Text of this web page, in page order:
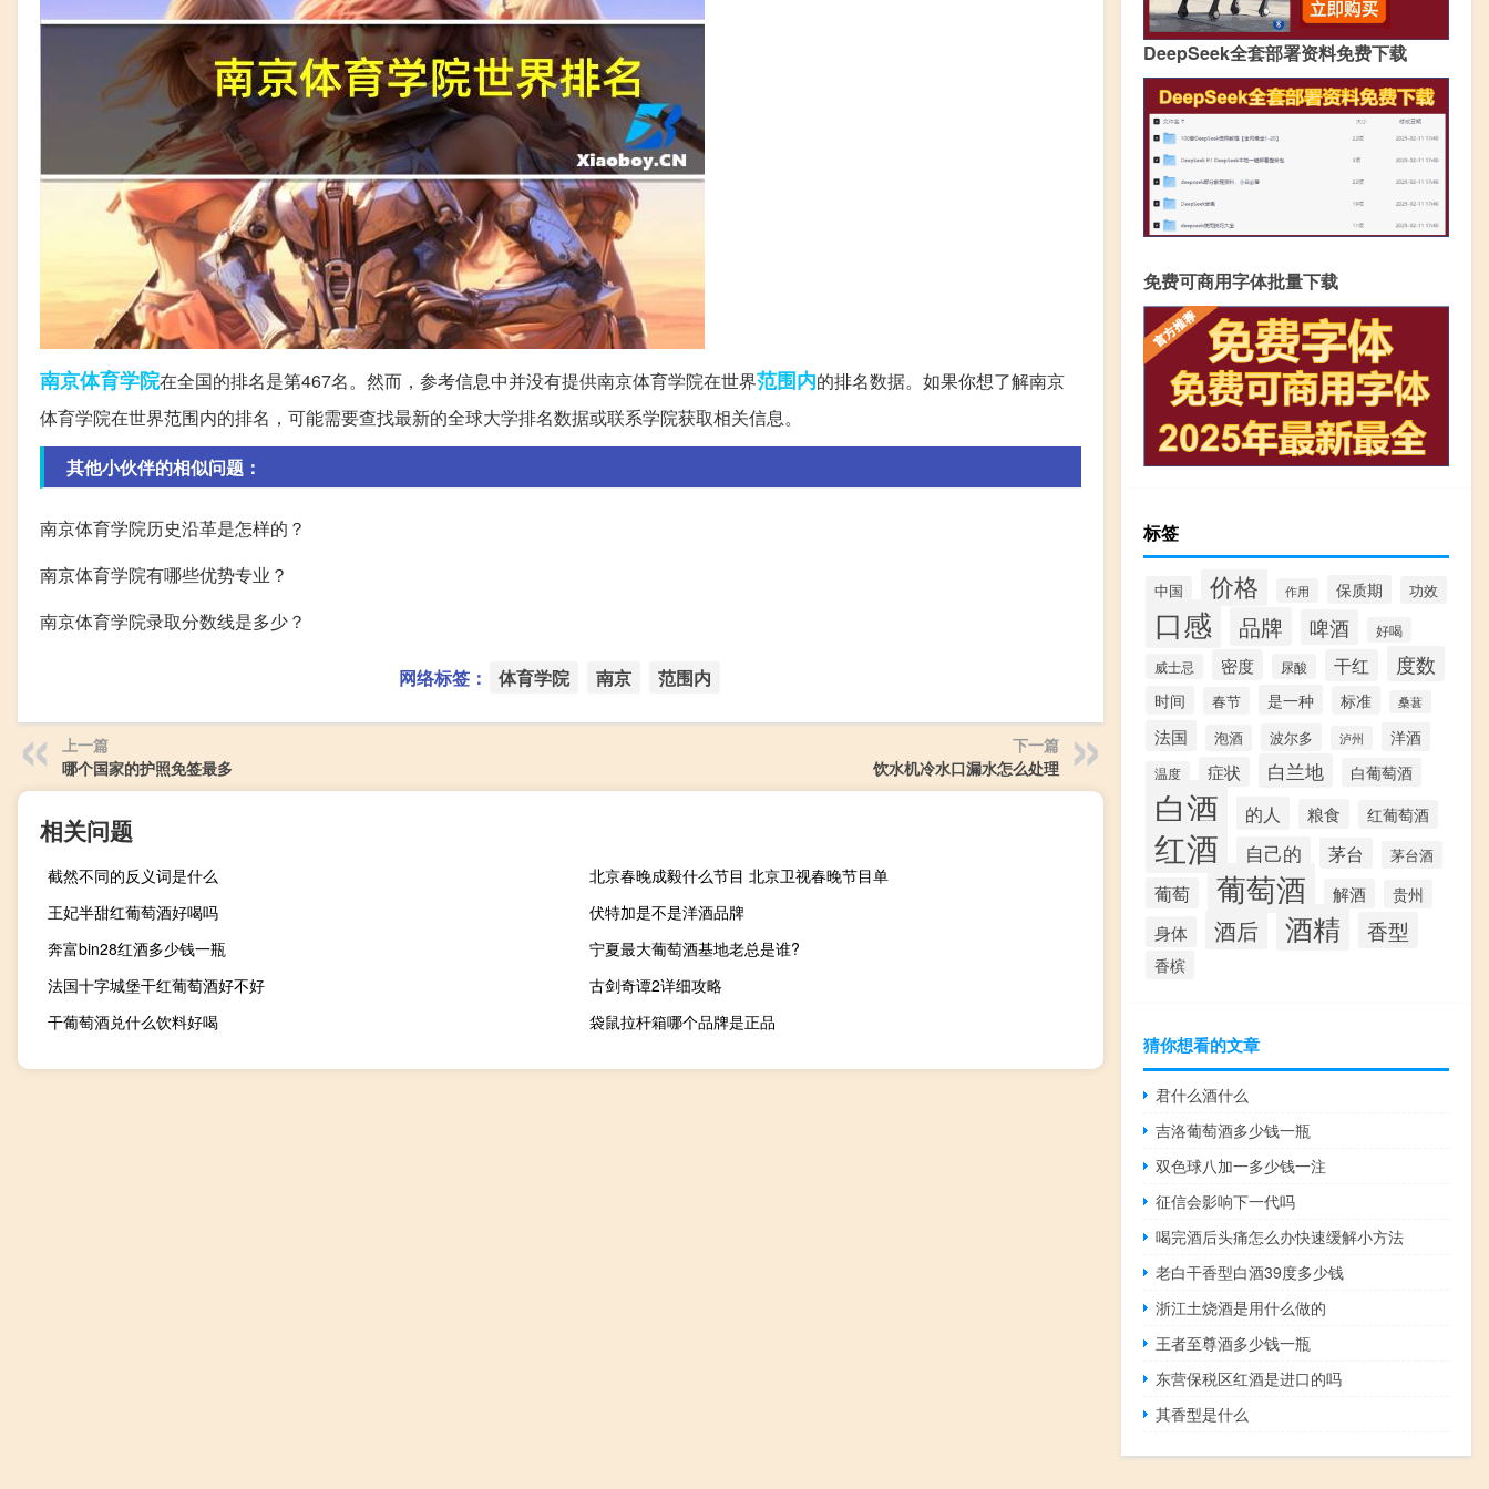
南京体育学院在全国的排名是第467名。然而，参考信息中并没有提供南京体育学院在世界范围内的排名数据。如果你想了解南京
体育学院在世界范围内的排名，可能需要查找最新的全球大学排名数据或联系学院获取相关信息。
其他小伙伴的相似问题：
南京体育学院历史沿革是怎样的？
南京体育学院有哪些优势专业？
南京体育学院录取分数线是多少？
网络标签： 体育学院 南京 范围内
上一篇
哪个国家的护照免签最多
下一篇
饮水机冷水口漏水怎么处理
相关问题
截然不同的反义词是什么
北京春晚成毅什么节目 北京卫视春晚节目单
王妃半甜红葡萄酒好喝吗
伏特加是不是洋酒品牌
奔富bin28红酒多少钱一瓶
宁夏最大葡萄酒基地老总是谁?
法国十字城堡干红葡萄酒好不好
古剑奇谭2详细攻略
干葡萄酒兑什么饮料好喝
袋鼠拉杆箱哪个品牌是正品
DeepSeek全套部署资料免费下载
免费可商用字体批量下载
标签
中国 价格 作用 保质期 功效
口感 品牌 啤酒
好喝
威士忌
密度 尿酸 干红 度数
时间 春节 是一种 标准 桑葚
法国 泡酒 波尔多 泸州 洋酒
温度 症状 白兰地 白葡萄酒
白酒 的人 粮食 红葡萄酒
红酒 自己的 茅台 茅台酒
葡萄 葡萄酒 解酒 贵州
身体 酒后 酒精 香型
香槟
猜你想看的文章
君什么酒什么
吉洛葡萄酒多少钱一瓶
双色球八加一多少钱一注
征信会影响下一代吗
喝完酒后头痛怎么办快速缓解小方法
老白干香型白酒39度多少钱
浙江土烧酒是用什么做的
王者至尊酒多少钱一瓶
东营保税区红酒是进口的吗
其香型是什么